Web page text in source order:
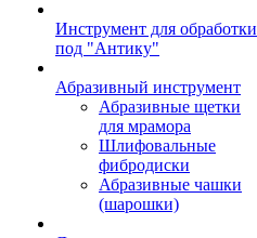
Инструмент для обработки
под "Антику"
Абразивный инструмент
Абразивные щетки
для мрамора
Шлифовальные
фибродиски
Абразивные чашки
(шарошки)